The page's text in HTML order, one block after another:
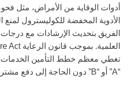
أدوات الوقاية من الأمراض، مثل
الأدوية المخفضة للكوليسترول لمنع
الفريق بتحديث الإرشادات مع
تغطي معظم خطط التأمين الخدمات
“A” أو “B” دون الحاجة إلى دفع مشترك.